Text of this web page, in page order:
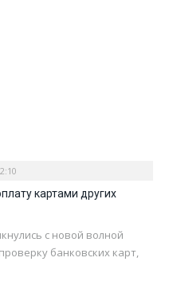
картами других
с новой волной
банковских карт,